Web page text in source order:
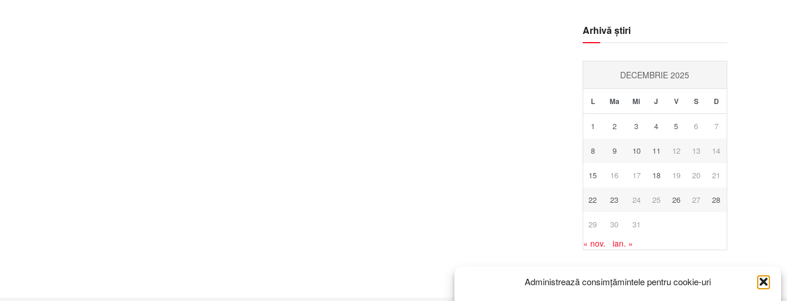
Administrează consimțămintele pentru cookie-uri
Arhivă știri
DECEMBRIE 2025
L Ma Mi J V S D
1 2 3 4 5 6 7
8 9 10 11 12 13 14
15 16 17 18 19 20 21
22 23 24 25 26 27 28
29 30 31
« nov. ian. »